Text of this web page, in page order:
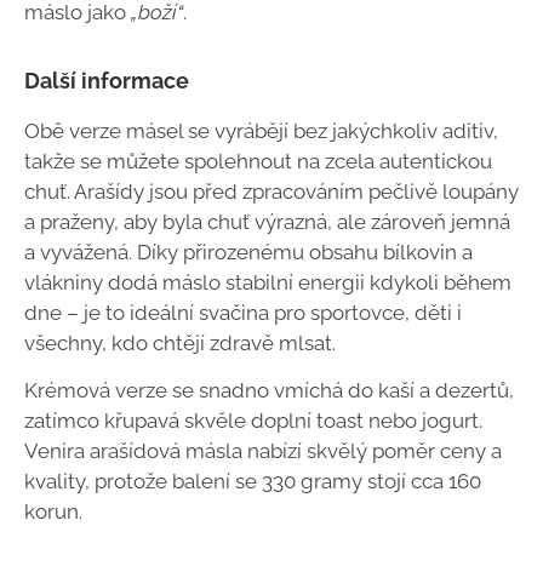
máslo jako „boží“.
Další informace
Obě verze másel se vyrábějí bez jakýchkoliv aditiv,
takže se můžete spolehnout na zcela autentickou
chuť. Arašídy jsou před zpracováním pečlivě loupány
a praženy, aby byla chuť výrazná, ale zároveň jemná
a vyvážená. Díky přirozenému obsahu bílkovin a
vlákniny dodá máslo stabilní energii kdykoli během
dne – je to ideální svačina pro sportovce, děti i
všechny, kdo chtějí zdravě mlsat.
Krémová verze se snadno vmíchá do kaší a dezertů,
zatímco křupavá skvěle doplní toast nebo jogurt.
Venira arašídová másla nabízí skvělý poměr ceny a
kvality, protože balení se 330 gramy stojí cca 160
korun.